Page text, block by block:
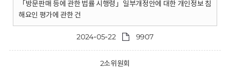
「방문판매 등에 관한 법률 시행령」일부개정안에 대한 개인정보 침
해요인 평가에 관한 건
2024-05-22 9907
2소위원회